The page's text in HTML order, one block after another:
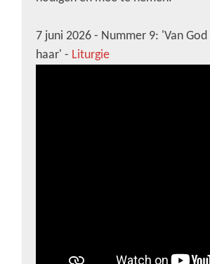
7 juni 2026 - Nummer 9: 'Van
haar' - Liturgie